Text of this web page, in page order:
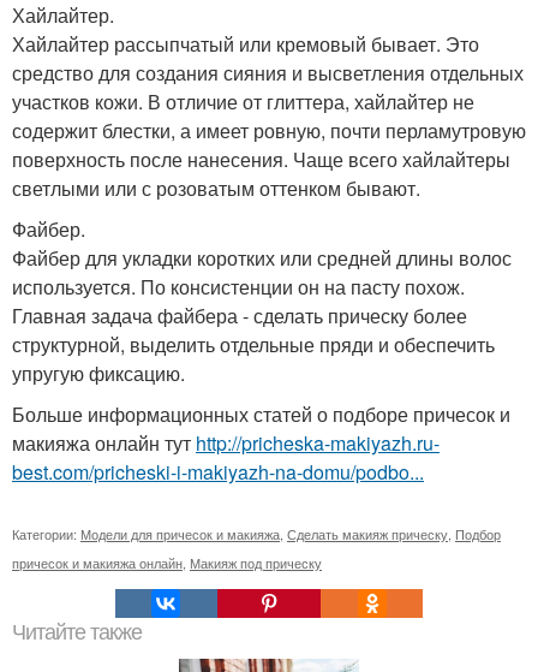
Хайлайтер.
Хайлайтер рассыпчатый или кремовый бывает. Это
средство для создания сияния и высветления отдельных
участков кожи. В отличие от глиттера, хайлайтер не
содержит блестки, а имеет ровную, почти перламутровую
поверхность после нанесения. Чаще всего хайлайтеры
светлыми или с розоватым оттенком бывают.
Файбер.
Файбер для укладки коротких или средней длины волос
используется. По консистенции он на пасту похож.
Главная задача файбера - сделать прическу более
структурной, выделить отдельные пряди и обеспечить
упругую фиксацию.
Больше информационных статей о подборе причесок и
макияжа онлайн тут http://pricheska-makiyazh.ru-
best.com/pricheski-i-makiyazh-na-domu/podbo...
Категории: Модели для причесок и макияжа Сделать макияж прическу Подбор
причесок и макияжа онлайн Макияж под прическу
Читайте также